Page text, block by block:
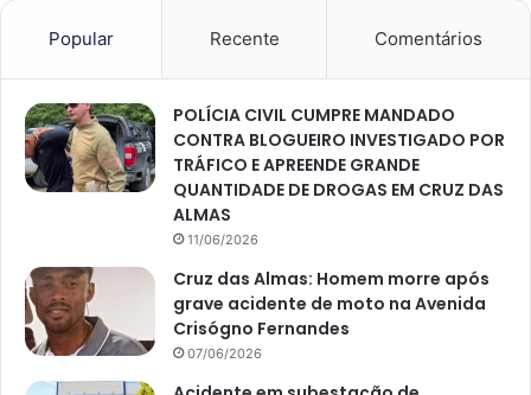
Popular Recente Comentários
POLÍCIA CIVIL CUMPRE MANDADO
CONTRA BLOGUEIRO INVESTIGADO POR
TRÁFICO E APREENDE GRANDE
QUANTIDADE DE DROGAS EM CRUZ DAS
ALMAS
11/06/2026
Cruz das Almas: Homem morre após
grave acidente de moto na Avenida
Crisógno Fernandes
07/06/2026